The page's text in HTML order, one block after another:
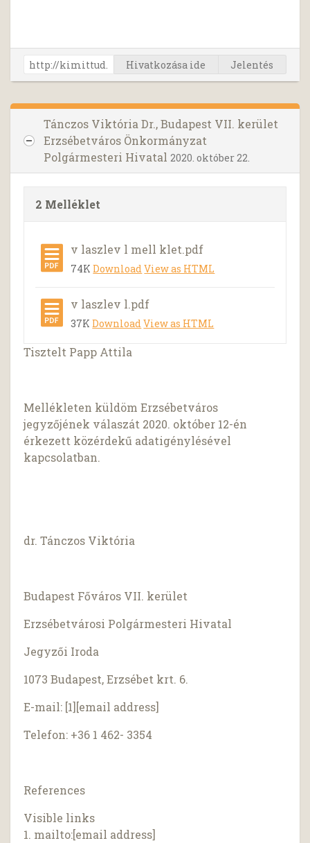
Hivatkozása ide Jelentés
Tánczos Viktória Dr., Budapest VII. kerület
Erzsébetváros Önkormányzat
Polgármesteri Hivatal 2020. október 22.
2 Melléklet
v laszlev l mell klet.pdf
74KDownloadView as HTML
v laszlev l.pdf
37KDownloadView as HTML
Tisztelt Papp Attila
Mellékleten küldöm Erzsébetváros
jegyzőjének válaszát 2020. október 12-én
érkezett közérdekű adatigénylésével
kapcsolatban.
dr. Tánczos Viktória
Budapest Főváros VII. kerület
Erzsébetvárosi Polgármesteri Hivatal
Jegyzői Iroda
1073 Budapest, Erzsébet krt. 6.
E-mail: [1][email address]
Telefon: +36 1 462- 3354
References
Visible links
1. mailto:[email address]